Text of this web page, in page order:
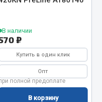
В наличии
₽
Купить в один клик
Опт
полной предоплате
В корзину